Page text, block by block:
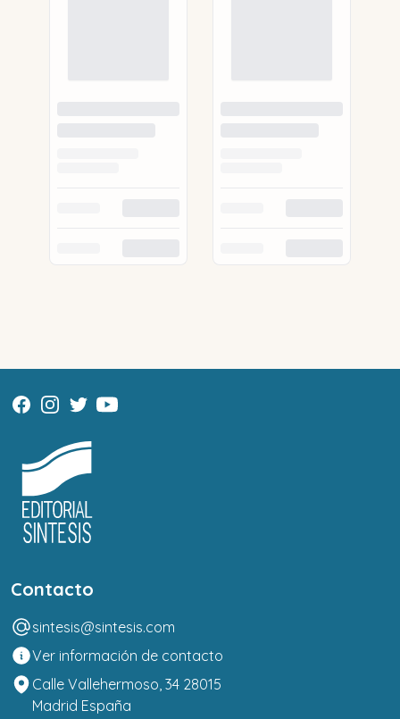
Contacto
sintesis@sintesis.com
Ver información de contacto
Calle Vallehermoso, 34 28015
Madrid España